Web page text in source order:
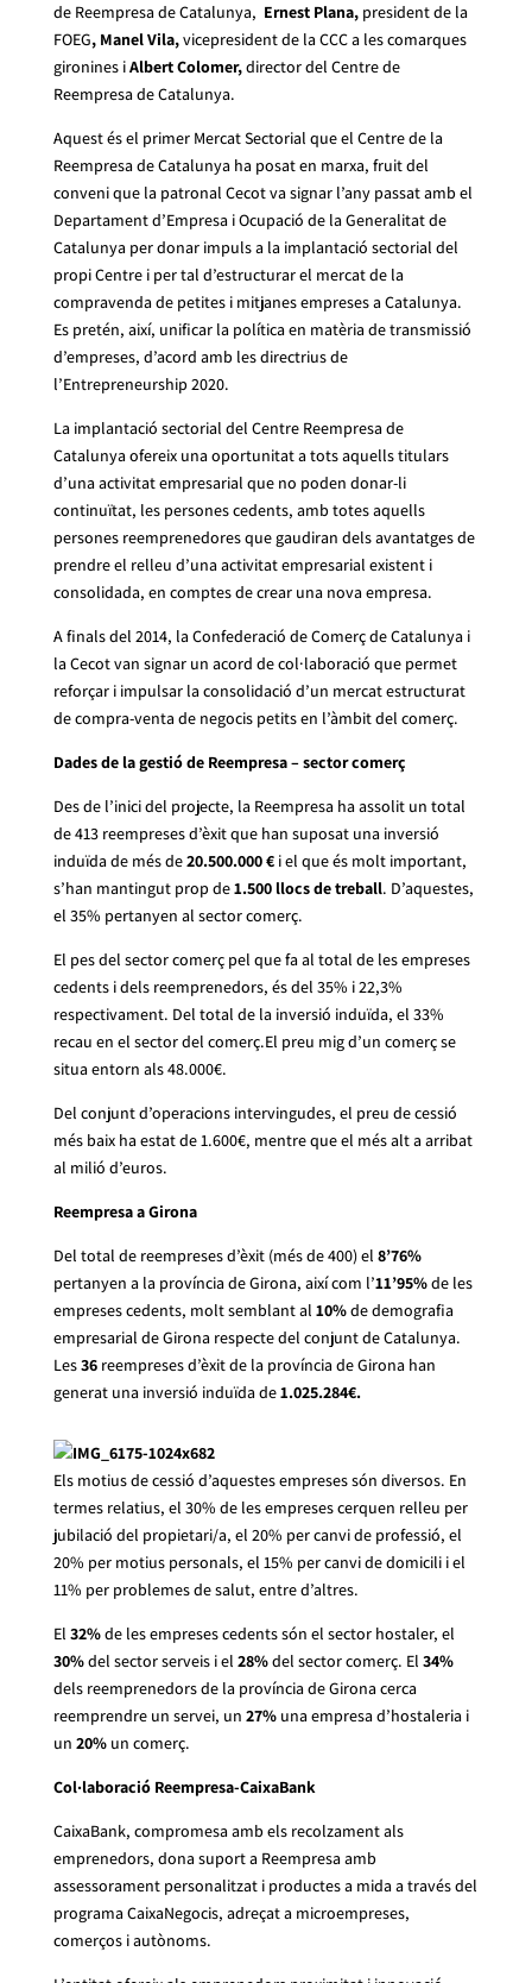
de Reempresa de Catalunya, Ernest Plana, president de la
FOEG, Manel Vila,vicepresident de la CCC a les comarques
gironines iAlbert Colomer,director del Centre de
Reempresa de Catalunya.
Aquest és el primer Mercat Sectorial que el Centre de la
Reempresa de Catalunya ha posat en marxa, fruit del
conveni que la patronal Cecot va signar l’any passat amb el
Departament d’Empresa i Ocupació de la Generalitat de
Catalunya per donar impuls a la implantació sectorial del
propi Centre i per tal d’estructurar el mercat de la
compravenda de petites i mitjanes empreses a Catalunya.
Es pretén, així, unificar la política en matèria de transmissió
d’empreses, d’acord amb les directrius de
l’Entrepreneurship 2020.
La implantació sectorial del Centre Reempresa de
Catalunya ofereix una oportunitat a tots aquells titulars
d’una activitat empresarial que no poden donar-li
continuïtat, les persones cedents, amb totes aquells
persones reemprenedores que gaudiran dels avantatges de
prendre el relleu d’una activitat empresarial existent i
consolidada, en comptes de crear una nova empresa.
A finals del 2014, la Confederació de Comerç de Catalunya i
la Cecot van signar un acord de col·laboració que permet
reforçar i impulsar la consolidació d’un mercat estructurat
de compra-venta de negocis petits en l’àmbit del comerç.
Dades de la gestió de Reempresa – sector comerç
Des de l’inici del projecte, la Reempresa ha assolit un total
de 413 reempreses d’èxit que han suposat una inversió
induïda de més de20.500.000 €i el que és molt important,
s’han mantingut prop de1.500 llocs de treball. D’aquestes,
el 35% pertanyen al sector comerç.
El pes del sector comerç pel que fa al total de les empreses
cedents i dels reemprenedors, és del 35% i 22,3%
respectivament. Del total de la inversió induïda, el 33%
recau en el sector del comerç.El preu mig d’un comerç se
situa entorn als 48.000€.
Del conjunt d’operacions intervingudes, el preu de cessió
més baix ha estat de 1.600€, mentre que el més alt a arribat
al milió d’euros.
Reempresa a Girona
Del total de reempreses d’èxit (més de 400) el 8’76%
pertanyen a la província de Girona, així com l’11’95%de les
empreses cedents, molt semblant al 10%de demografia
empresarial de Girona respecte del conjunt de Catalunya.
Les36reempreses d’èxit de la província de Girona han
generat una inversió induïda de1.025.284€.
Els motius de cessió d’aquestes empreses són diversos. En
termes relatius, el 30% de les empreses cerquen relleu per
jubilació del propietari/a, el 20% per canvi de professió, el
20% per motius personals, el 15% per canvi de domicili i el
11% per problemes de salut, entre d’altres.
El 32%de les empreses cedents són el sector hostaler, el
30%del sector serveis i el 28%del sector comerç. El 34%
dels reemprenedors de la província de Girona cerca
reemprendre un servei, un 27%una empresa d’hostaleria i
un 20%un comerç.
Col·laboració Reempresa-CaixaBank
CaixaBank, compromesa amb els recolzament als
emprenedors, dona suport a Reempresa amb
assessorament personalitzat i productes a mida a través del
programa CaixaNegocis, adreçat a microempreses,
comerços i autònoms.